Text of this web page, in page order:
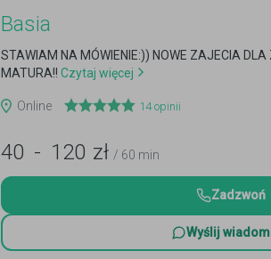
Basia
STAWIAM NA MÓWIENIE:)) NOWE ZAJECIA
MATURA!! Czytaj więcej
Online 14opinii
40 - 120 zł / 60 min
Zadzwoń
Wyślij